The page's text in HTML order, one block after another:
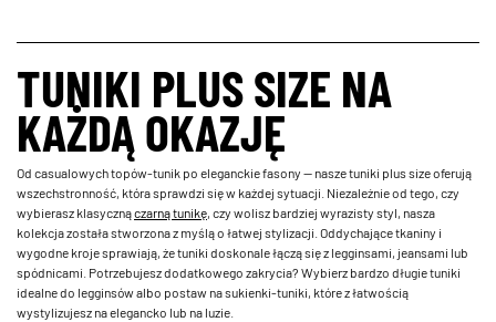
TUNIKI PLUS SIZE NA
KAŻDĄ OKAZJĘ
Od casualowych topów-tunik po eleganckie fasony — nasze tuniki plus size oferują
wszechstronność, która sprawdzi się w każdej sytuacji. Niezależnie od tego, czy
wybierasz klasycznączarną tunikę, czy wolisz bardziej wyrazisty styl, nasza
kolekcja została stworzona z myślą o łatwej stylizacji. Oddychające tkaniny i
wygodne kroje sprawiają, że tuniki doskonale łączą się z legginsami, jeansami lub
spódnicami. Potrzebujesz dodatkowego zakrycia? Wybierz bardzo długie tuniki
idealne do legginsów albo postaw na sukienki-tuniki, które z łatwością
wystylizujesz na elegancko lub na luzie.